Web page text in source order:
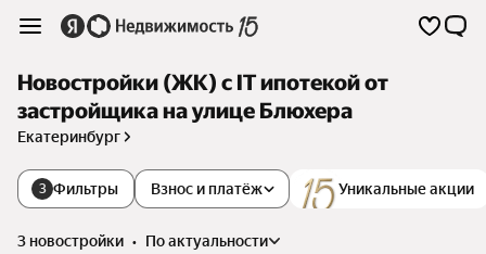
Новостройки (ЖК) с IT ипотекой от
застройщика на улице Блюхера
Екатеринбург
3 Фильтры Уникальные акции
Взнос и платёж
3 новостройки •
по актуальности